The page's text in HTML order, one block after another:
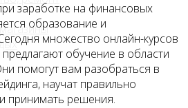
заработке на финансовых
образование и
множество онлайн-курсов
обучение в области
помогут вам разобраться в
научат правильно
принимать решения.